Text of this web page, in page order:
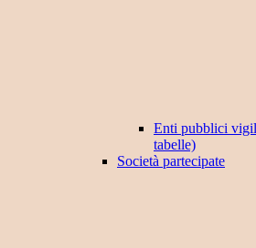
Enti pubblici
tabelle)
Società partecipate